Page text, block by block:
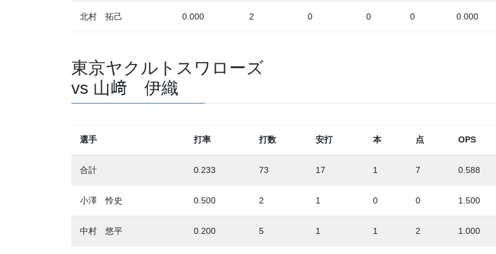
北村 拓己 0.000 2 0 0 0 0.000
東京ヤクルトスワローズ
vs 山﨑 伊織
選手 打率 打数 安打 本 点 OPS
合計 0.233 73 17 1 7 0.588
小澤 怜史 0.500 2 1 0 0 1.500
中村 悠平 0.200 5 1 1 2 1.000